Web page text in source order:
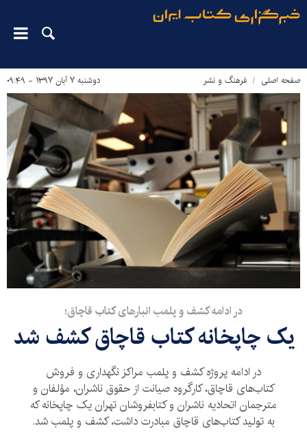
صفحه اصلی فرهنگ و نشر دوشنبه ۷ آبان ۱۳۹۷ - ۰۹:۴۹
در ادامه کشف و پلمب انبارهای کتاب قاچاق؛
یک چاپخانه کتاب قاچاق کشف شد
در ادامه پروژه کشف و پلمب مراکز نگهداری و فروش
کتاب‌های قاچاق، کارگروه صیانت از حقوق ناشران، مؤلفان و
مترجمان اتحادیه ناشران و کتابفروشان تهران یک چاپخانه که
به تولید کتاب‌های قاچاق مبادرت داشت، کشف و پلمب شد.